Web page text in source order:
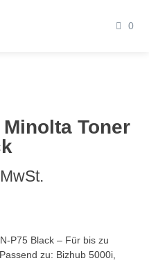
0
Toner
P75 Black – Für bis zu
zu: Bizhub 5000i,